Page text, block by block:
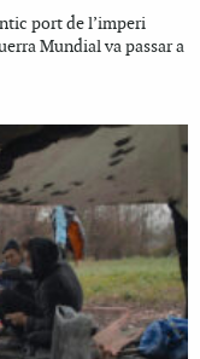
port de l’imperi
Mundial va passar a